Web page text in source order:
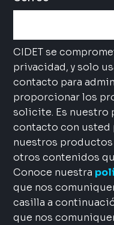
CIDET se
privacidad, y solo
contacto para
proporcionar los
solicite. Es nuestro
contacto con usted
nuestros productos
otros contenidos
Conoce nuestra
que nos
casilla a
que nos